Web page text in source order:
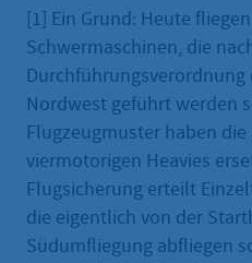
[1] Ein Grund: Heute
Schwermaschinen, die
Durchführungsverordnung
Nordwest geführt werden
Flugzeugmuster haben
viermotorigen Heavies
Flugsicherung erteilt
die eigentlich von der
Südumfliegung abfliegen